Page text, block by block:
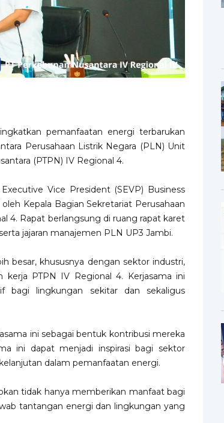
pemanfaatan energi terbarukan
Perusahaan Listrik Negara (PLN) Unit
(PTPN) IV Regional 4.
Vice President (SEVP) Business
Kepala Bagian Sekretariat Perusahaan
4. Rapat berlangsung di ruang rapat karet
jajaran manajemen PLN UP3 Jambi.
besar, khususnya dengan sektor industri,
kerja PTPN IV Regional 4. Kerjasama ini
bagi lingkungan sekitar dan sekaligus
ini sebagai bentuk kontribusi mereka
ini dapat menjadi inspirasi bagi sektor
dalam pemanfaatan energi.
tidak hanya memberikan manfaat bagi
tantangan energi dan lingkungan yang